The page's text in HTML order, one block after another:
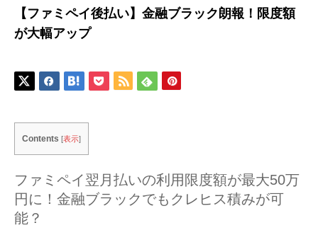
【ファミペイ後払い】金融ブラック朗報！限度額
が大幅アップ
Contents [表示]
ファミペイ翌月払いの利用限度額が最大50万
円に！金融ブラックでもクレヒス積みが可
能？
プライバシーポリシー